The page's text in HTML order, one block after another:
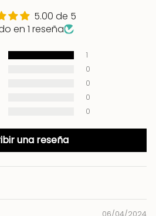
5.00 de 5
en 1 reseña
1
0
0
0
0
una reseña
06/04/2024